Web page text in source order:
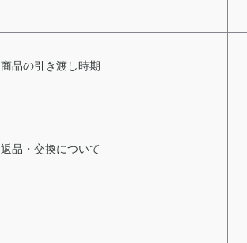
商品の引き渡し時期
返品・交換について